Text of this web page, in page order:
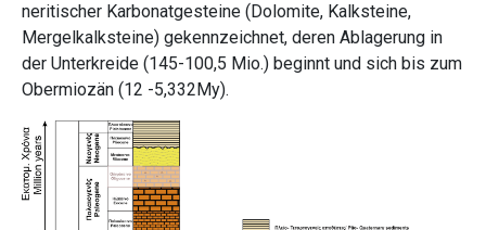
neritischer Karbonatgesteine ​​(Dolomite, Kalksteine,
Mergelkalksteine) gekennzeichnet, deren Ablagerung in
der Unterkreide (145-100,5 Mio.) beginnt und sich bis zum
Obermiozän (12 -5,332My).